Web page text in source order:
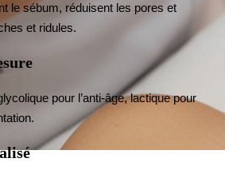
le sébum, réduisent les pores et
et ridules.
pour l’anti-âge, lactique pour